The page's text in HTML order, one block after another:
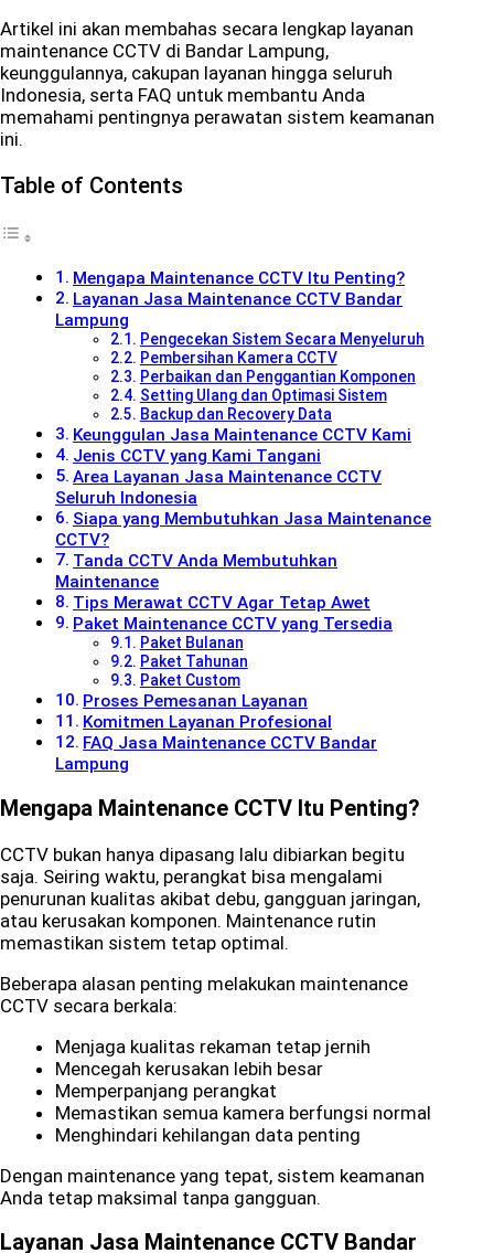
Artikel ini akan membahas secara lengkap layanan
maintenance CCTV di Bandar Lampung,
keunggulannya, cakupan layanan hingga seluruh
Indonesia, serta FAQ untuk membantu Anda
memahami pentingnya perawatan sistem keamanan
ini.
Table of Contents
Mengapa Maintenance CCTV Itu Penting?
Layanan Jasa Maintenance CCTV Bandar
Lampung
Pengecekan Sistem Secara Menyeluruh
Pembersihan Kamera CCTV
Perbaikan dan Penggantian Komponen
Setting Ulang dan Optimasi Sistem
Backup dan Recovery Data
Keunggulan Jasa Maintenance CCTV Kami
Jenis CCTV yang Kami Tangani
Area Layanan Jasa Maintenance CCTV
Seluruh Indonesia
Siapa yang Membutuhkan Jasa Maintenance
CCTV?
Tanda CCTV Anda Membutuhkan
Maintenance
Tips Merawat CCTV Agar Tetap Awet
Paket Maintenance CCTV yang Tersedia
Paket Bulanan
Paket Tahunan
Paket Custom
Proses Pemesanan Layanan
Komitmen Layanan Profesional
FAQ Jasa Maintenance CCTV Bandar
Lampung
Mengapa Maintenance CCTV Itu Penting?
CCTV bukan hanya dipasang lalu dibiarkan begitu
saja. Seiring waktu, perangkat bisa mengalami
penurunan kualitas akibat debu, gangguan jaringan,
atau kerusakan komponen. Maintenance rutin
memastikan sistem tetap optimal.
Beberapa alasan penting melakukan maintenance
CCTV secara berkala:
Menjaga kualitas rekaman tetap jernih
Mencegah kerusakan lebih besar
Memperpanjang perangkat
Memastikan semua kamera berfungsi normal
Menghindari kehilangan data penting
Dengan maintenance yang tepat, sistem keamanan
Anda tetap maksimal tanpa gangguan.
Layanan Jasa Maintenance CCTV Bandar